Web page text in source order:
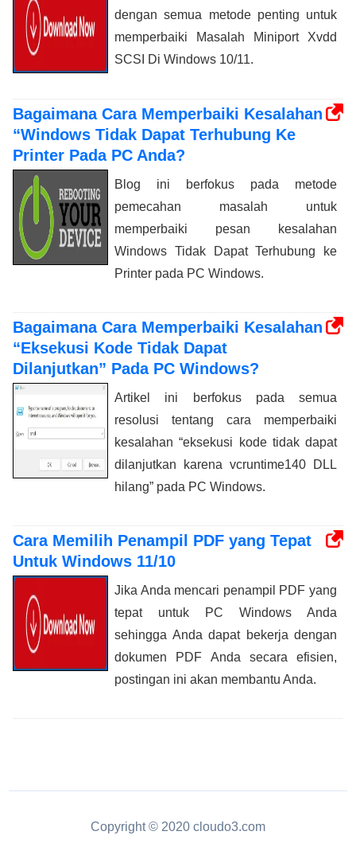
dengan semua metode penting untuk
memperbaiki Masalah Miniport Xvdd
SCSI Di Windows 10/11.
Bagaimana Cara Memperbaiki Kesalahan
“Windows Tidak Dapat Terhubung Ke
Printer Pada PC Anda?
Blog ini berfokus pada metode
pemecahan masalah untuk
memperbaiki pesan kesalahan
Windows Tidak Dapat Terhubung ke
Printer pada PC Windows.
Bagaimana Cara Memperbaiki Kesalahan
“Eksekusi Kode Tidak Dapat
Dilanjutkan” Pada PC Windows?
Artikel ini berfokus pada semua
resolusi tentang cara memperbaiki
kesalahan “eksekusi kode tidak dapat
dilanjutkan karena vcruntime140 DLL
hilang” pada PC Windows.
Cara Memilih Penampil PDF yang Tepat
Untuk Windows 11/10
Jika Anda mencari penampil PDF yang
tepat untuk PC Windows Anda
sehingga Anda dapat bekerja dengan
dokumen PDF Anda secara efisien,
postingan ini akan membantu Anda.
Copyright © 2020 cloudo3.com